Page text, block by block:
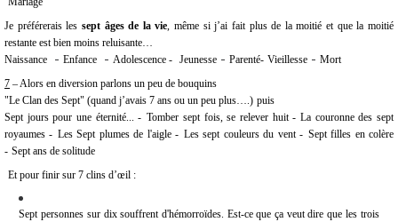
Je préférerais les sept âges de la vie , même si j’ai fait plus de la moitié et que la moitié
restante est bien moins reluisante…
Naissance
- Enfance - Adolescence - Jeunesse - Parenté- Vieillesse - Mort
7 – Alors en diversion parlons un peu de bouquins
"Le Clan des Sept" (quand j’avais 7 ans ou un peu plus….) puis
Sept jours pour une éternité... - Tomber sept fois, se relever huit - La couronne des sept
royaumes - Les Sept plumes de l'aigle - Les sept couleurs du vent - Sept filles en colère
- Sept ans de solitude
Et pour finir sur 7 clins d’œil :
Sept personnes sur dix souffrent d'hémorroïdes. Est-ce que ça veut dire que les trois